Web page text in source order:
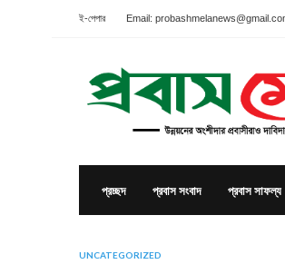
ই-পেপার Email:
প্রচ্ছদ প্রবাস সংবাদ প্রবাস সাফল্য
UNCATEGORIZED